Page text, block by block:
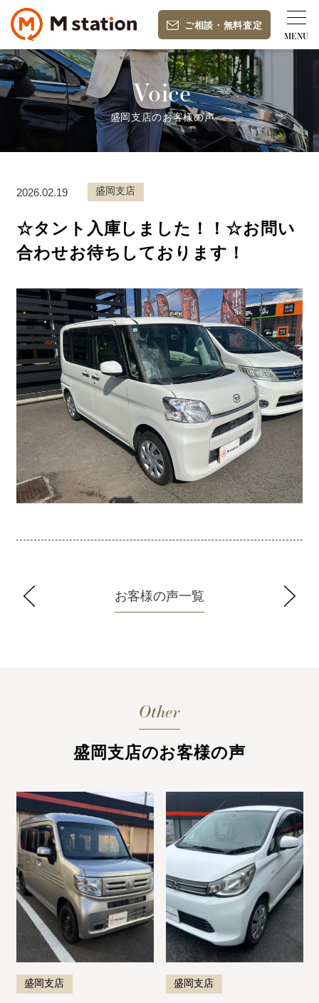
ご相談 ・ 無料査定
Voice
盛岡支店のお客様の声
2026.02.19 盛岡支店
☆タント入庫しました！！☆お問い
合わせお待ちしております！
お客様の声一覧
Other
盛岡支店のお客様の声
盛岡支店 盛岡支店